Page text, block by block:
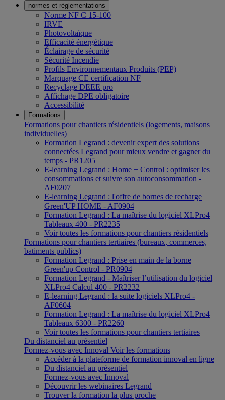
normes et réglementations
Norme NF C 15-100
IRVE
Photovoltaïque
Efficacité énergétique
Éclairage de sécurité
Sécurité Incendie
Profils Environnementaux Produits (PEP)
Marquage CE certification NF
Recyclage DEEE pro
Affichage DPE obligatoire
Accessibilité
Formations
Formations pour chantiers résidentiels (logements, maisons
individuelles)
Formation Legrand : devenir expert des solutions
connectées Legrand pour mieux vendre et gagner du
temps - PR1205
E-learning Legrand : Home + Control : optimiser les
consommations et suivre son autoconsommation -
AF0207
E-learning Legrand : l'offre de bornes de recharge
Green'UP HOME - AF0904
Formation Legrand : La maîtrise du logiciel XLPro4
Tableaux 400 - PR2235
Voir toutes les formations pour chantiers résidentiels
Formations pour chantiers tertiaires (bureaux, commerces,
batiments publics)
Formation Legrand : Prise en main de la borne
Green'up Control - PR0904
Formation Legrand - Maîtriser l’utilisation du logiciel
XLPro4 Calcul 400 - PR2232
E-learning Legrand : la suite logiciels XLPro4 -
AF0604
Formation Legrand : La maîtrise du logiciel XLPro4
Tableaux 6300 - PR2260
Voir toutes les formations pour chantiers tertiaires
Du distanciel au présentiel
Formez-vous avec Innoval Voir les formations
Accéder à la plateforme de formation innoval en ligne
Du distanciel au présentiel
Formez-vous avec Innoval
Découvrir les webinaires Legrand
Trouver la formation la plus proche